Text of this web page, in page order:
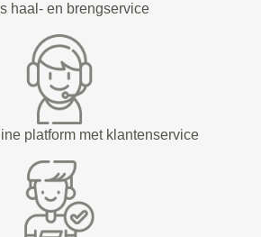
haal- en brengservice
platform met klantenservice